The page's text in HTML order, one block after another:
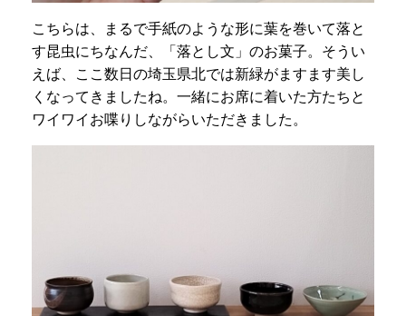
こちらは、まるで手紙のような形に葉を巻いて落と
す昆虫にちなんだ、「落とし文」のお菓子。そうい
えば、ここ数日の埼玉県北では新緑がますます美し
くなってきましたね。一緒にお席に着いた方たちと
ワイワイお喋りしながらいただきました。